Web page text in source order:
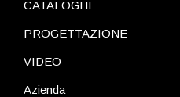
CATALOGHI
PROGETTAZIONE
VIDEO
Azienda